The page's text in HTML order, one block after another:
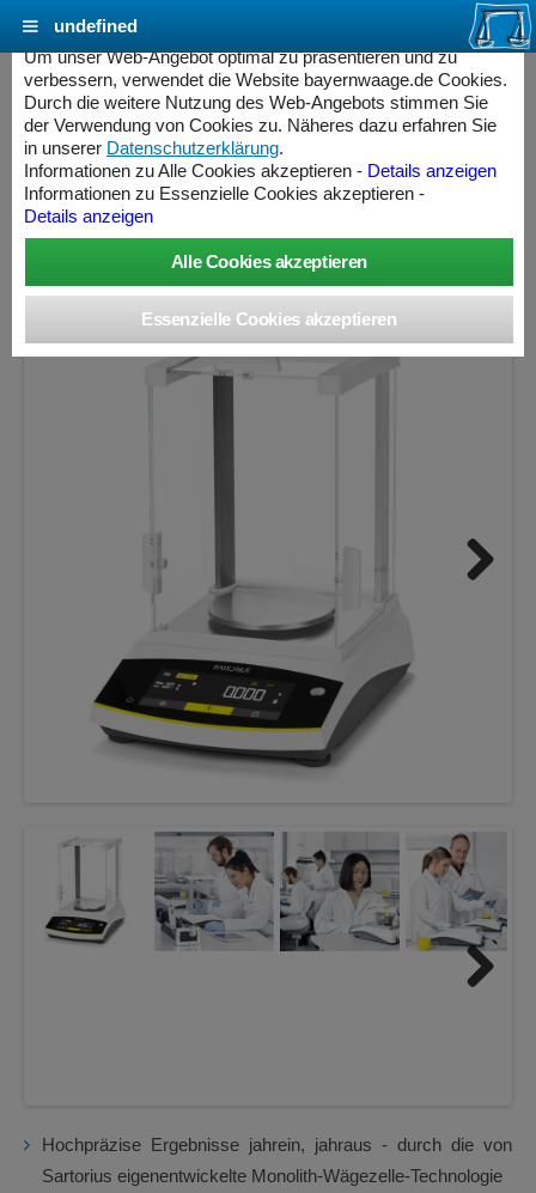
SARTORIUS BCE124-1S Entris® II
Analysenwaage - externe Justierung - nicht
eichfähig
Wägebereich: 120 g, Ablesbarkeit: 0,0001 g, nicht eichfähig
Hochpräzise Ergebnisse jahrein, jahraus - durch die von
Sartorius eigenentwickelte Monolith-Wägezelle-Technologie
Cookie Einstellungen - bayernwaage.de
Um unser Web-Angebot optimal zu präsentieren und zu
verbessern, verwendet die Website bayernwaage.de Cookies.
Durch die weitere Nutzung des Web-Angebots stimmen Sie
der Verwendung von Cookies zu. Näheres dazu erfahren Sie
in unserer Datenschutzerklärung.
Informationen zu Alle Cookies akzeptieren - Details anzeigen
Informationen zu Essenzielle Cookies akzeptieren -
Details anzeigen
undefined